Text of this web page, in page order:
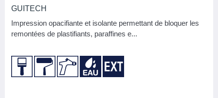
GUITECH
Impression opacifiante et isolante permettant de bloquer les
remontées de plastifiants, paraffines e...